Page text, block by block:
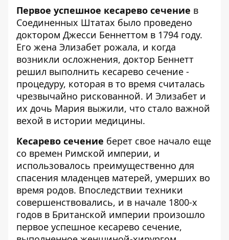
Первое успешное кесарево сечение в
Соединенных Штатах было проведено
доктором Джесси Беннеттом в 1794 году.
Его жена Элизабет рожала, и когда
возникли осложнения, доктор Беннетт
решил выполнить кесарево сечение -
процедуру, которая в то время считалась
чрезвычайно рискованной. И Элизабет и
их дочь Мария выжили, что стало важной
вехой в истории медицины.
Кесарево сечение берет свое начало еще
со времен Римской империи, и
использовалось преимущественно для
спасения младенцев матерей, умерших во
время родов. Впоследствии техники
совершенствовались, и в начале 1800-х
годов в Британской империи произошло
первое успешное кесарево сечение,